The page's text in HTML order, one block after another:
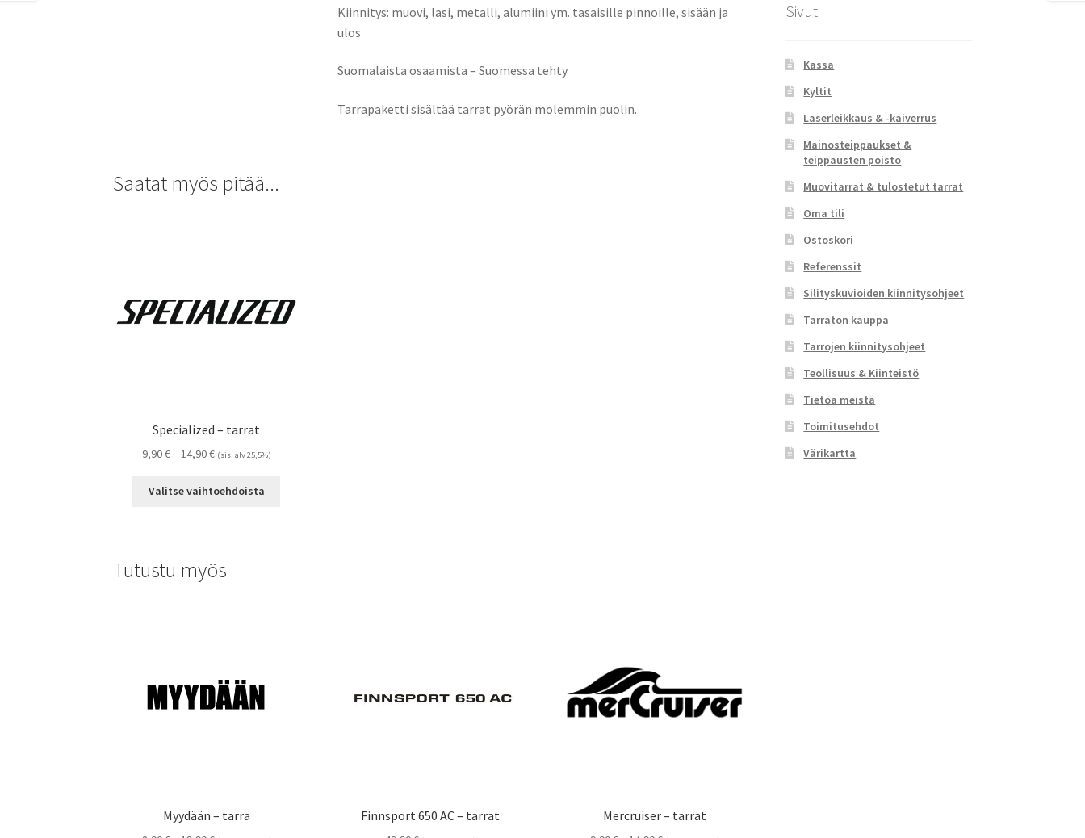
Kiinnitys: muovi, lasi, metalli, alumiini ym. tasaisille pinnoille, sisään ja
ulos
Suomalaista osaamista – Suomessa tehty
Tarrapaketti sisältää tarrat pyörän molemmin puolin.
Saatat myös pitää...
Specialized – tarrat
9,90€– 14,90€Hintaluokka:
-
(sis. alv 25,5%)
Valitse vaihtoehdoista
Tutustu myös
Myydään – tarra Finnsport 650 AC – tarrat Mercruiser – tarrat
Sivut
Kassa
Kyltit
Laserleikkaus & -kaiverrus
Mainosteippaukset &
teippausten poisto
Muovitarrat & tulostetut tarrat
Oma tili
Ostoskori
Referenssit
Silityskuvioiden kiinnitysohjeet
Tarraton kauppa
Tarrojen kiinnitysohjeet
Teollisuus & Kiinteistö
Tietoa meistä
Toimitusehdot
Värikartta